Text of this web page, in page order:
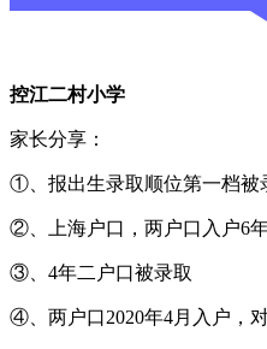
控江二村小学
家长分享：
①、报出生录取顺位第一档被
②、上海户口，两户口入户6
③、4年二户口被录取
④、两户口2020年4月入户，